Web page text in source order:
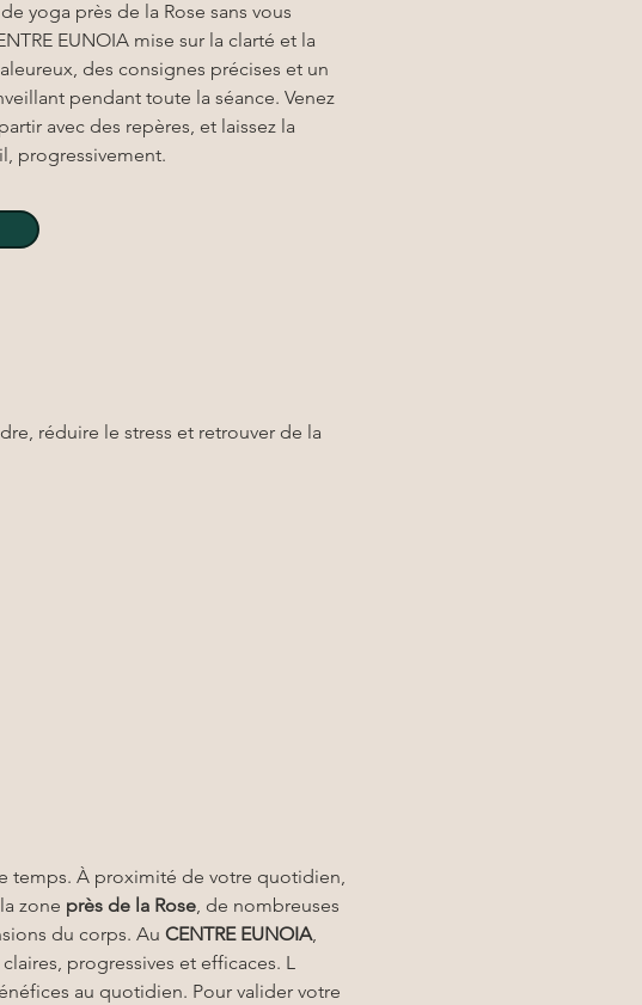
yoga près de la Rose sans vous
EUNOIA mise sur la clarté et la
des consignes précises et un
pendant toute la séance. Venez
avec des repères, et laissez la
progressivement.
réduire le stress et retrouver de la
temps. À proximité de votre quotidien,
zone près de la Rose, de nombreuses
du corps. Au CENTRE EUNOIA,
progressives et efficaces. L
au quotidien. Pour valider votre